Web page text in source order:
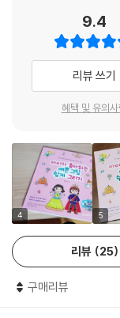
이는 그림을 엄마도 아
형태 그리는 법을 익히
하는 법과 응용하는 법
지 어떤 그리기 활동
수 있습니다. 그림 하나
긴 그림을 그릴 수 있
아이의 무한한 잠재력
9.4
리뷰 쓰기
혜택 및 유의
4 5
리뷰 25
구매리뷰